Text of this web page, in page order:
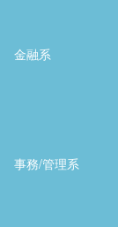
金融系
事務/管理系